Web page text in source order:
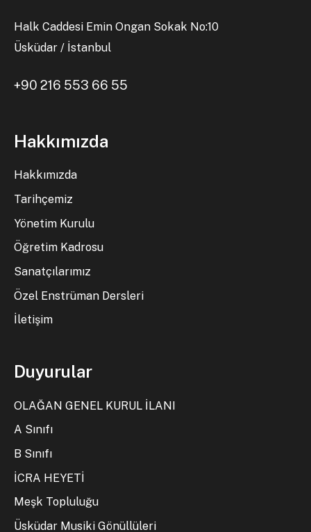
Halk Caddesi Emin Ongan Sokak No:10
Üsküdar / İstanbul
+90 216 553 66 55
Hakkımızda
Hakkımızda
Tarihçemiz
Yönetim Kurulu
Öğretim Kadrosu
Sanatçılarımız
Özel Enstrüman Dersleri
İletişim
Duyurular
OLAĞAN GENEL KURUL İLANI
A Sınıfı
B Sınıfı
İCRA HEYETİ
Meşk Topluluğu
Üsküdar Musiki Gönüllüleri